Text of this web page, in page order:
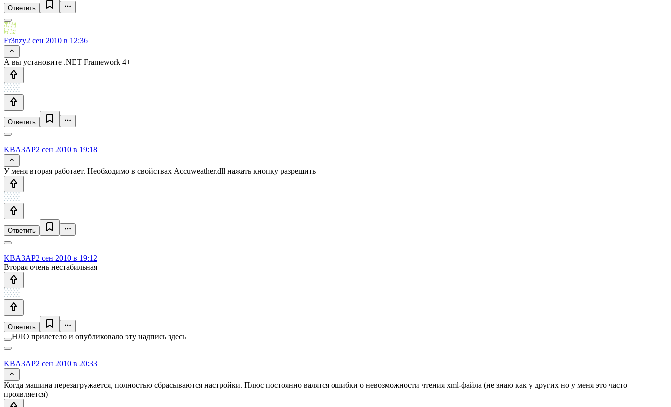
Ответить
Fr3nzy2 сен 2010 в 12:36
А вы установите .NET Framework 4+
Ответить
KBA3AP2 сен 2010 в 19:18
У меня вторая работает. Необходимо в свойствах Accuweather.dll нажать кнопку разрешить
Ответить
KBA3AP2 сен 2010 в 19:12
Вторая очень нестабильная
Ответить
НЛО прилетело и опубликовало эту надпись здесь
KBA3AP2 сен 2010 в 20:33
Когда машина перезагружается, полностью сбрасываются настройки. Плюс постоянно валятся ошибки о невозможности чтения xml-файла (не знаю как у других но у меня это часто
проявляется)